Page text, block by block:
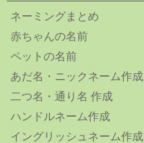
ネーミングまとめ
赤ちゃんの名前
ペットの名前
あだ名・ニックネーム作成
二つ名・通り名 作成
ハンドルネーム作成
イングリッシュネーム作成